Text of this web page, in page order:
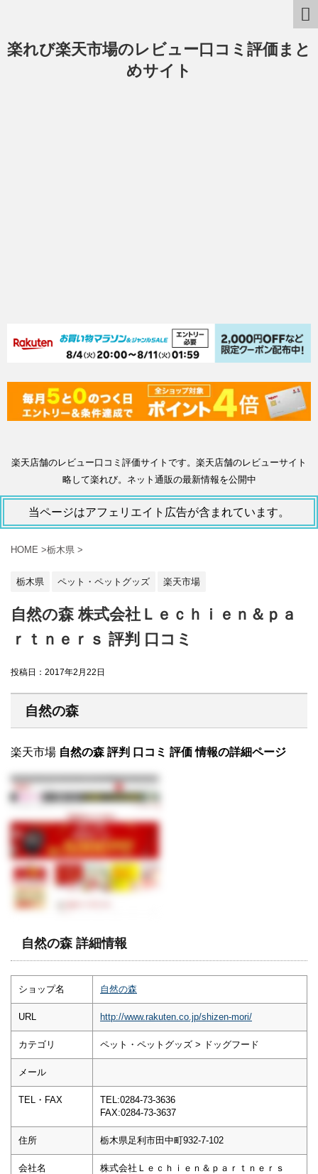
楽れび楽天市場のレビュー口コミ評価まと
めサイト
楽天店舗のレビュー口コミ評価サイトです。楽天店舗のレビューサイト
略して楽れび。ネット通販の最新情報を公開中
当ページはアフェリエイト広告が含まれています。
HOME >栃木県 >
栃木県 ペット・ペットグッズ 楽天市場
自然の森 株式会社Ｌｅｃｈｉｅｎ＆ｐａ
ｒｔｎｅｒｓ 評判 口コミ
投稿日： 2017年2月22日
自然の森
楽天市場 自然の森 評判 口コミ 評価 情報の詳細ページ
自然の森 詳細情報
ショップ名 自然の森
URL http://www.rakuten.co.jp/shizen-mori/
カテゴリ ペット・ペットグッズ > ドッグフード
メール
TEL・FAX
TEL:0284-73-3636
FAX:0284-73-3637
住所 栃木県足利市田中町932-7-102
会社名 株式会社Ｌｅｃｈｉｅｎ＆ｐａｒｔｎｅｒｓ